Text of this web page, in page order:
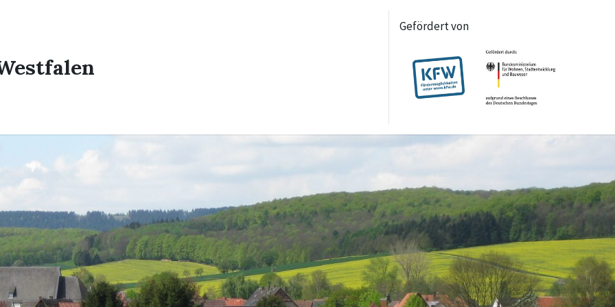
Gefördert von